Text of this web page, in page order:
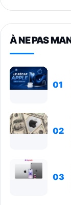
À NE PAS
01
02
03